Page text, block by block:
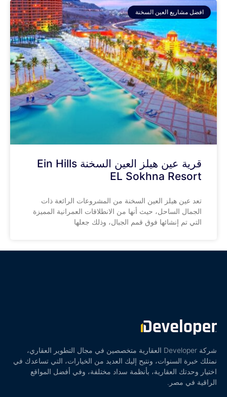
افضل مشاريع العين السخنة
قرية عين هيلز العين السخنة Ein Hills
EL Sokhna Resort
تعد عين هيلز العين السخنة من المشروعات الرائعة ذات
الجمال الساحل، حيث أنها من الانطلاقات العمرانية المميزة
التي تم إنشائها فوق قمم الجبال، وذلك جعلها
شركة Developer العقارية متخصصين في مجال التطوير العقاري،
نمتلك خبرة السنوات، ونتيح إليك العديد من الخيارات، التي تساعدك في
اختيار وحدتك العقارية، بأنظمة سداد مختلفة، وفي أفضل المواقع
الراقية في مصر.